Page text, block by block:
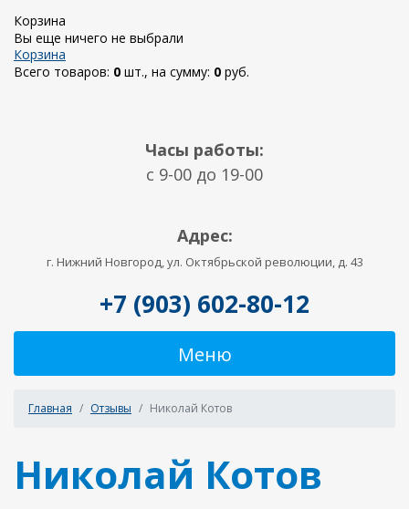
Корзина
Вы еще ничего не выбрали
Корзина
Всего товаров: 0 шт., на сумму: 0 руб.
Часы работы:
c 9-00 до 19-00
Адрес:
г. Нижний Новгород, ул. Октябрьской революции, д. 43
+7 (903) 602-80-12
Меню
Главная Отзывы Николай Котов
Николай Котов